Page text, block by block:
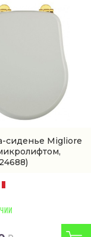
сиденье Migliore